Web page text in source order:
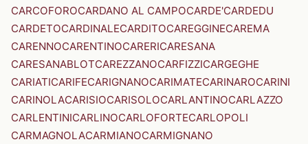
CARCOFOROCARDANO AL CAMPOCARDE'CARDEDU
CARDETOCARDINALECARDITOCAREGGINECAREMA
CARENNOCARENTINOCARERICARESANA
CARESANABLOTCAREZZANOCARFIZZICARGEGHE
CARIATICARIFECARIGNANOCARIMATECARINAROCARINI
CARINOLACARISIOCARISOLOCARLANTINOCARLAZZO
CARLENTINICARLINOCARLOFORTECARLOPOLI
CARMAGNOLACARMIANOCARMIGNANO